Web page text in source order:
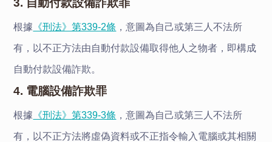
3. 自動付款設備詐欺罪
根據 《刑法》第339-2條 ，意圖為自己或第三人不法所
有，以不正方法由自動付款設備取得他人之物者，即構成
自動付款設備詐欺。
4. 電腦設備詐欺罪
根據 《刑法》第339-3條 ，意圖為自己或第三人不法所
有，以不正方法將虛偽資料或不正指令輸入電腦或其相關